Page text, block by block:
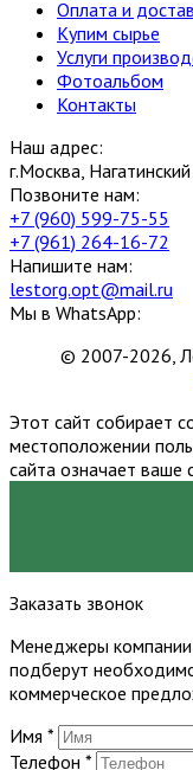
Оплата и
Купим сырье
Услуги
Фотоальбом
Контакты
Наш адрес:
г.Москва,
Позвоните нам:
+7 (960) 599-75-55
+7 (961) 264-16-72
Напишите нам:
lestorg.opt@mail.ru
Мы в WhatsApp:
© 2007-2026,
Этот сайт собирает
местоположении
сайта означает ваше
Заказать звонок
Менеджеры компании
подберут
коммерческое
Имя *
Телефон *